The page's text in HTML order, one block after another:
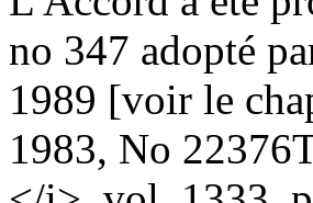
no 347 adopté
1989 [voir le
1983, No 22376